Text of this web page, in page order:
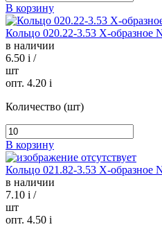
В корзину
Кольцо 020.22-3.53 Х-образное
в наличии
6.50 i /
шт
опт. 4.20 i
Количество (шт)
В корзину
Кольцо 021.82-3.53 Х-образное
в наличии
7.10 i /
шт
опт. 4.50 i